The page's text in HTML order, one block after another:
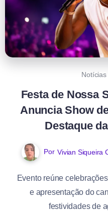
Notícias
Festa de Nossa
Anuncia Show
Destaque
Por Vivian Siqueira
Evento reúne
e apresentação do
festividades de